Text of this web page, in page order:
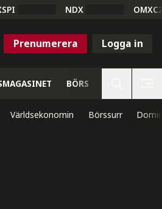
NDX
Prenumerera Logga in
BÖRS
Världsekonomin Börssurr